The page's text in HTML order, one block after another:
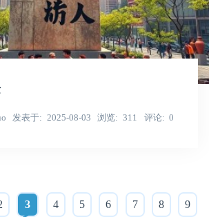
发表于 2025-08-03 浏览 311 评论 0
3 4 5 6 7 8 9